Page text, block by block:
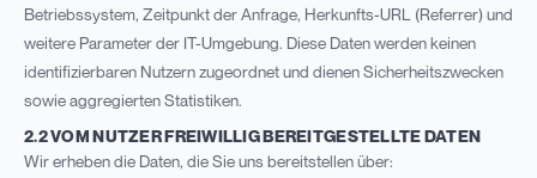
Betriebssystem, Zeitpunkt der Anfrage, Herkunfts-URL (Referrer) und
weitere Parameter der IT-Umgebung. Diese Daten werden keinen
identifizierbaren Nutzern zugeordnet und dienen Sicherheitszwecken
sowie aggregierten Statistiken.
2.2 VOM NUTZER FREIWILLIG BEREITGESTELLTE DATEN
Wir erheben die Daten, die Sie uns bereitstellen über: